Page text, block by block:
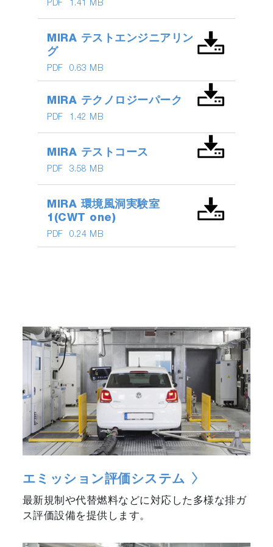
PDF 1.41 MB
PDF 0.63 MB
MIRA テストエンジニアリン
グ
PDF 1.42 MB
MIRA テクノロジーパーク
PDF 3.58 MB
MIRA テストコース
PDF 0.24 MB
MIRA 環境風洞実験室
1(CWT one)
エミッション評価システム
最新規制や代替燃料などに対応した多様な排ガ
ス評価設備を提供します。